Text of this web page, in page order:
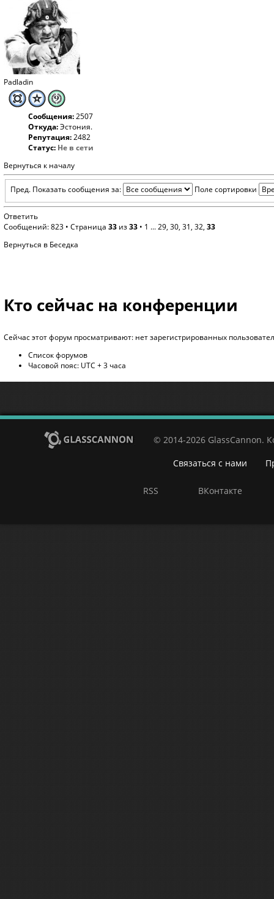
Padladin
Сообщения:2507
Откуда:Эстония.
Репутация:2482
Статус: Не в сети
Вернуться к началу
Пред. Показать сообщения за: Поле сортировки
Ответить
Сообщений: 823 • Страница 33 из33 • 1 ...29, 30, 31, 32, 33
Вернуться в Беседка
Кто сейчас на конференции
Сейчас этот форум просматривают: нет зарегистрированных
Список форумов
Часовой пояс: UTC + 3 часа
© 2014-2026 GlassCannon.
Связаться с нами
RSS ВКонтакте